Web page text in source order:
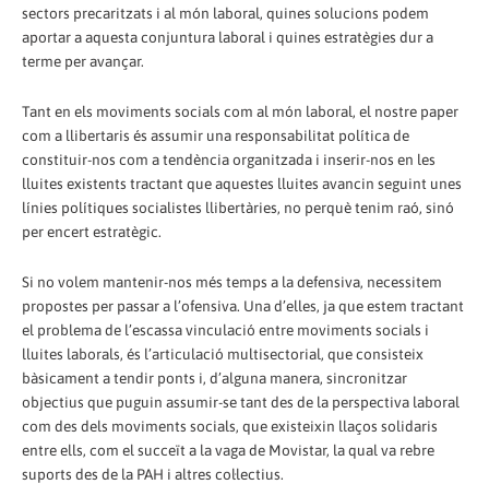
sectors precaritzats i al món laboral, quines solucions podem
aportar a aquesta conjuntura laboral i quines estratègies dur a
terme per avançar.
Tant en els moviments socials com al món laboral, el nostre paper
com a llibertaris és assumir una responsabilitat política de
constituir-nos com a tendència organitzada i inserir-nos en les
lluites existents tractant que aquestes lluites avancin seguint unes
línies polítiques socialistes llibertàries, no perquè tenim raó, sinó
per encert estratègic.
Si no volem mantenir-nos més temps a la defensiva, necessitem
propostes per passar a l’ofensiva. Una d’elles, ja que estem tractant
el problema de l’escassa vinculació entre moviments socials i
lluites laborals, és l’articulació multisectorial, que consisteix
bàsicament a tendir ponts i, d’alguna manera, sincronitzar
objectius que puguin assumir-se tant des de la perspectiva laboral
com des dels moviments socials, que existeixin llaços solidaris
entre ells, com el succeït a la vaga de Movistar, la qual va rebre
suports des de la PAH i altres col·lectius.